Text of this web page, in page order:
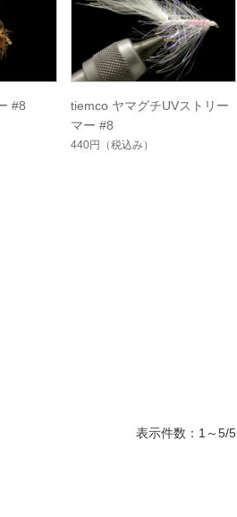
#8
tiemco ヤマグチUVストリー
マー #8
440円 （税込み）
表示件数：1～5/5